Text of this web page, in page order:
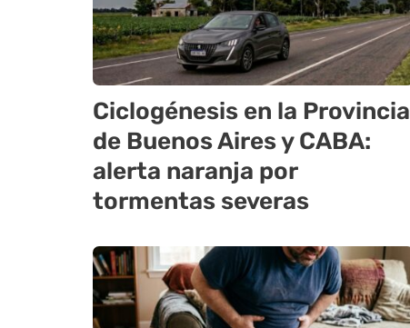
Ciclogénesis en la Provincia
de Buenos Aires y CABA:
alerta naranja por
tormentas severas